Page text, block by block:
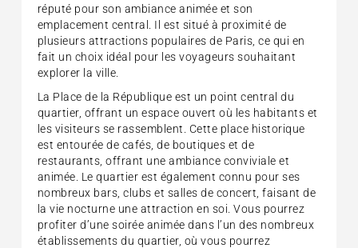
réputé pour son ambiance animée et son
emplacement central. Il est situé à proximité de
plusieurs attractions populaires de Paris, ce qui en
fait un choix idéal pour les voyageurs souhaitant
explorer la ville.
La Place de la République est un point central du
quartier, offrant un espace ouvert où les habitants et
les visiteurs se rassemblent. Cette place historique
est entourée de cafés, de boutiques et de
restaurants, offrant une ambiance conviviale et
animée. Le quartier est également connu pour ses
nombreux bars, clubs et salles de concert, faisant de
la vie nocturne une attraction en soi. Vous pourrez
profiter d’une soirée animée dans l’un des nombreux
établissements du quartier, où vous pourrez